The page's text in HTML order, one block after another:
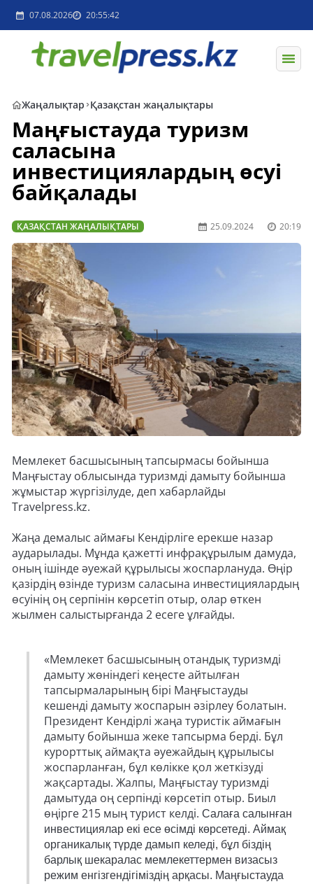
07.08.2026 20:55:42
Жаңалықтар Қазақстан жаңалықтары
Маңғыстауда туризм
саласына
инвестициялардың өсуі
байқалады
ҚАЗАҚСТАН ЖАҢАЛЫҚТАРЫ 25.09.2024 20:19
Мемлекет басшысының тапсырмасы бойынша
Маңғыстау облысында туризмді дамыту бойынша
жұмыстар жүргізілуде, деп хабарлайды
Travelpress.kz.
Жаңа демалыс аймағы Кендірліге ерекше назар
аударылады. Мұнда қажетті инфрақұрылым дамуда,
оның ішінде әуежай құрылысы жоспарлануда. Өңір
қазірдің өзінде туризм саласына инвестициялардың
өсуінің оң серпінін көрсетіп отыр, олар өткен
жылмен салыстырғанда 2 есеге ұлғайды.
«Мемлекет басшысының отандық туризмді
дамыту жөніндегі кеңесте айтылған
тапсырмаларының бірі Маңғыстауды
кешенді дамыту жоспарын әзірлеу болатын.
Президент Кендірлі жаңа туристік аймағын
дамыту бойынша жеке тапсырма берді. Бұл
курорттық аймақта әуежайдың құрылысы
жоспарланған, бұл көлікке қол жеткізуді
жақсартады. Жалпы, Маңғыстау туризмді
дамытуда оң серпінді көрсетіп отыр. Биыл
өңірге 215 мың турист келді. Салаға салынған
инвестициялар екі есе өсімді көрсетеді. Аймақ
органикалық түрде дамып келеді, бұл біздің
барлық шекаралас мемлекеттермен визасыз
режим енгізгендігіміздің арқасы. Маңғыстауда